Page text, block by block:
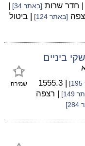
| חדר שרות [באתר 34]
|
[באתר 124]
| ביטול
ביניים
שמירה | 1555.3
| רצפה